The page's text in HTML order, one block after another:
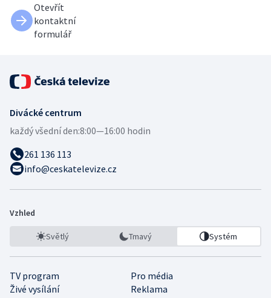
Otevřít
kontaktní
formulář
Divácké centrum
každý všední den:8:00—16:00 hodin
261 136 113
info@ceskatelevize.cz
Vzhled
Světlý Tmavý Systém
TV program
Pro média
Živé vysílání
Reklama